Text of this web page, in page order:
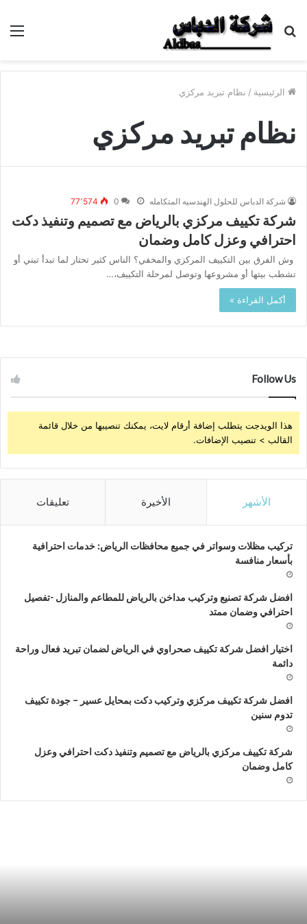
بحث
عن
الرئيسية / نظام تبريد مركزي
نظام تبريد مركزي
شركة الدباس للحلول الهندسيه المتكامله 0 77٬574
شركة تكييف مركزي بالرياض مع تصميم وتنفيذ دكت
احترافي وعزل كامل وضمان
وش الفرق بين التكييف المركزي والمخفي؟ الناس كثير تحتار لما تبدأ تبني أو
تشطب بيتها أو مشروعها وتوصل لمرحلة التكييف،…
أكمل القراءة »
Follow Us
هذا الويدجت يتطلب إضافة أرقام لايت، يمكنك تنصيبها من خلال قائمة
القالب > تنصيب الإضافات.
الأشهر الأخيرة تعليقات
تركيب مظلات وسواتر في جميع محافظات الرياض: خدمات احترافية
بأسعار منافسة
افضل شركة تصنيع وتركيب مداخن بالرياض للمطاعم والمنازل -تفصيل
احترافي وضمان ممتد
اختيار افضل شركة تكييف صحراوي في الرياض لضمان تبريد فعال وراحة
دائمة
افضل شركة تكييف مركزي وتركيب دكت بمحايل عسير – جودة تكييف
تدوم سنين
شركة تكييف مركزي بالرياض مع تصميم وتنفيذ دكت احترافي وعزل
كامل وضمان